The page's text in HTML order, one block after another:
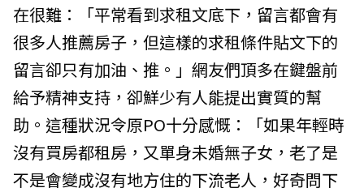
在很難：「平常看到求租文底下，留言都會有
很多人推薦房子，但這樣的求租條件貼文下的
留言卻只有加油、推。」網友們頂多在鍵盤前
給予精神支持，卻鮮少有人能提出實質的幫
助。這種狀況令原PO十分感慨：「如果年輕時
沒有買房都租房，又單身未婚無子女，老了是
不是會變成沒有地方住的下流老人，好奇問下